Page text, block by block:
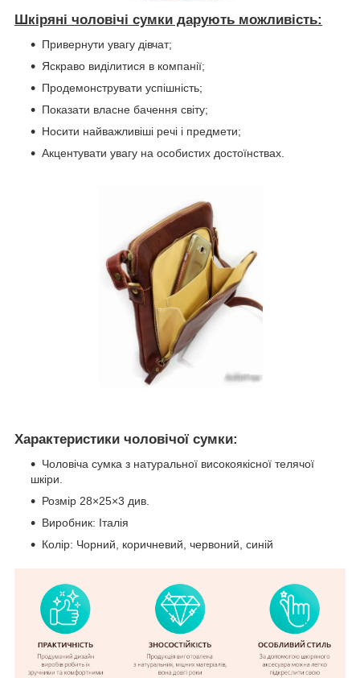
Шкіряні чоловічі сумки дарують можливість:
Привернути увагу дівчат;
Яскраво виділитися в компанії;
Продемонструвати успішність;
Показати власне бачення світу;
Носити найважливіші речі і предмети;
Акцентувати увагу на особистих достоїнствах.
Характеристики чоловічої сумки:
Чоловіча сумка з натуральної високоякісної телячої
шкіри.
Розмір 28×25×3 див.
Виробник: Італія
Колір: Чорний, коричневий, червоний, синій